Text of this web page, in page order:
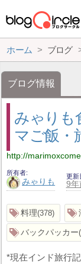
ホーム ブログ
ブログ情報
みゃり
マご飯・
http://
所有者
みゃりも
更新
9年
料理 378
バックパッカー
*現在インド旅行